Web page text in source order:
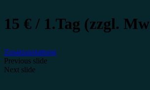
15 € / 1.Tag (zzgl.
Zusatzaustattung
Previous slide
Next slide